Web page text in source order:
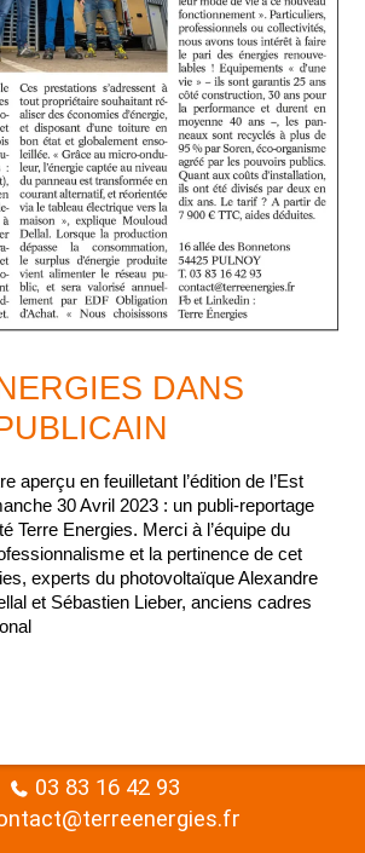
DANS
aperçu en feuilletant l’édition de l’Est
30 Avril 2023 : un publi-reportage
Terre Energies. Merci à l’équipe du
et la pertinence de cet
experts du photovoltaïque Alexandre
et Sébastien Lieber, anciens cadres
03 83 16 42 93